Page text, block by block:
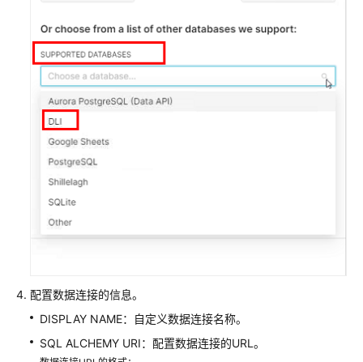
业
务
数
使
用
BI
工
具
连
接
析
据
配置数据连接的信息。
DISPLAY NAME：自定义数据连接名称。
SQL ALCHEMY URI：配置数据连接的URL。